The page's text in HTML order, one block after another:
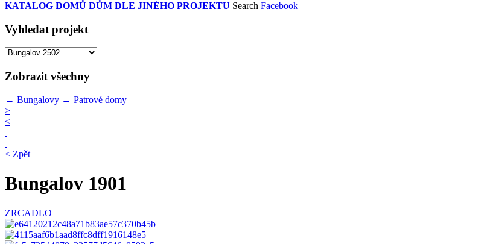
KATALOG DOMŮ DŮM DLE JINÉHO PROJEKTU Search Facebook
Vyhledat projekt
Zobrazit všechny
→ Bungalovy → Patrové domy
>
<
< Zpět
Bungalov 1901
ZRCADLO